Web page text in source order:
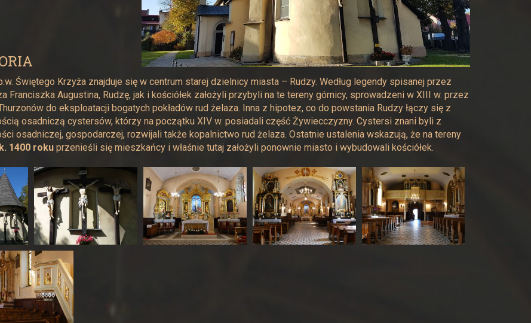
Świętego Krzyża znajduje się w centrum starej dzielnicy miasta – Rudzy. Według legendy spisanej przez
Franciszka Augustina, Rudzę, jak i kościółek założyli przybyli na te tereny górnicy, sprowadzeni w XIII w. przez
do eksploatacji bogatych pokładów rud żelaza. Inna z hipotez, co do powstania Rudzy łączy się z
osadniczą cystersów, którzy na początku XIV w. posiadali część Żywiecczyzny. Cystersi znani byli z
osadniczej, gospodarczej, rozwijali także kopalnictwo rud żelaza. Ostatnie ustalenia wskazują, że na tereny
1400 rokuprzenieśli się mieszkańcy i właśnie tutaj założyli ponownie miasto i wybudowali kościółek.